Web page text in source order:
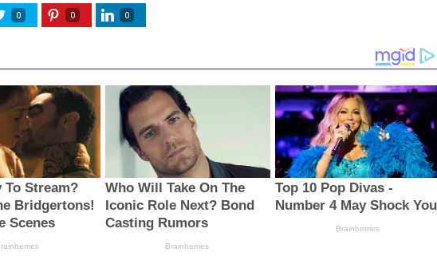
0 0 0